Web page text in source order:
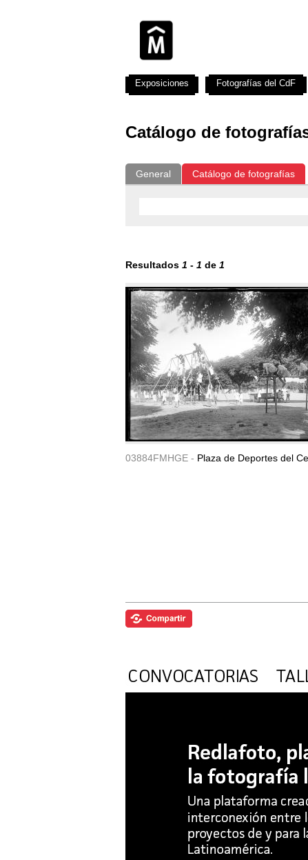
Catálogo de
General Catálogo de fotografías
Resultados 1 - 1 de 1
03884FMHGE - Plaza de Deportes del
Exposiciones Fotografías del CdF